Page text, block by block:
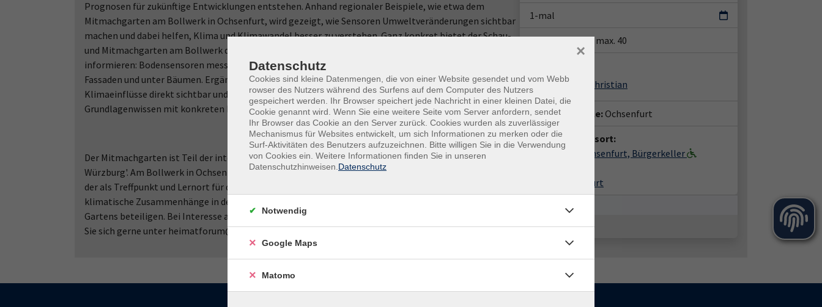
Prognosen für zukünftige Entwicklungen entstehen. Anhand regionaler Beispiele, wie etwa dem
Mitmachgarten am Bollwerk in Ochsenfurt, wird gezeigt, wie Sensoren Umweltveränderungen sichtbar
machen und dabei helfen, Klima und Klimawandel besser zu verstehen. Ganz konkret bietet der Schau-
und Mitmachgarten am Bollwerk die Möglichkeit, sich über smarten und klimaresistenten Gartenbau zu
informieren: Bodensensoren messen Temperatur und Feuchte, Luftsensoren vergleichen Werte an
Fassaden und unter Bäumen. Ergänzt durch Füllstandssensoren und eine Wetterstation werden
Klimaeinflüsse direkt sichtbar und verständlich. So verbindet der Vortrag theoretisches
Grundlagenwissen mit konkreten Beobachtungen.
Der Mitmachgarten ist Teil der interkommunalen Fördermaßnahme 'Heimatforum der Region
Würzburg'. Am Bollwerk in Ochsenfurt wurde der nachhaltige, zukunftsorientierte Garten geschaffen,
der als Treffpunkt und Lernort für die Gemeinschaft dient. Hier können Besucherinnen und Besucher
klimatische Zusammenhänge in der Natur lernen und sich auch aktiv an der Gestaltung und Pflege des
Gartens beteiligen. Bei Interesse am Gärtnern oder am Veranstaltungsprogramm mitzuwirken, melden
Sie sich gerne unter heimatforum@slswue.de.
1-mal
Plätze:min. 1 / max. 40
von der Stein, Christian
Geschäftsstelle: Ochsenfurt
Veranstaltungsort:
Bürgerhaus Ochsenfurt, Bürgerkeller
97199 Ochsenfurt
Datenschutz
Cookies sind kleine Datenmengen, die von einer Website gesendet und vom Webb
rowser des Nutzers während des Surfens auf dem Computer des Nutzers
gespeichert werden. Ihr Browser speichert jede Nachricht in einer kleinen Datei, die
Cookie genannt wird. Wenn Sie eine weitere Seite vom Server anfordern, sendet
Ihr Browser das Cookie an den Server zurück. Cookies wurden als zuverlässiger
Mechanismus für Websites entwickelt, um sich Informationen zu merken oder die
Surf-Aktivitäten des Benutzers aufzuzeichnen. Bitte willigen Sie in die Verwendung
von Cookies ein. Weitere Informationen finden Sie in unseren
Datenschutzhinweisen. Datenschutz
×
Notwendig
Google Maps
Matomo